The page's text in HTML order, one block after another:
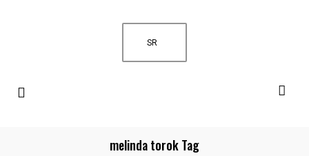
SR
melinda torok Tag